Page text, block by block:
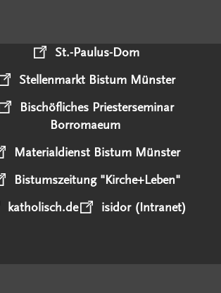
St.-Paulus-Dom
Stellenmarkt Bistum Münster
Bischöfliches Priesterseminar
Borromaeum
Materialdienst Bistum Münster
Bistumszeitung "Kirche+Leben"
katholisch.de
isidor (Intranet)